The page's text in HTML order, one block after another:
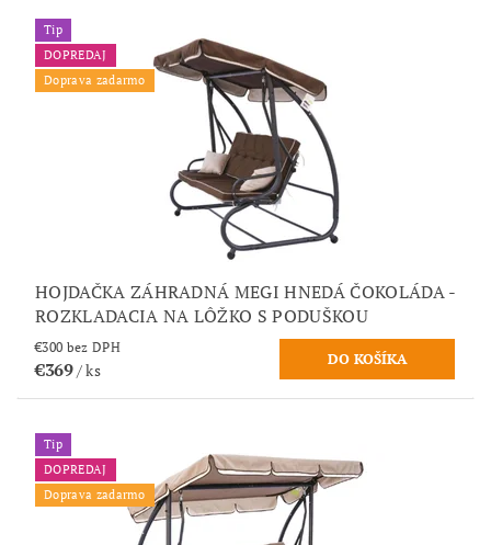
Tip
DOPREDAJ
Doprava zadarmo
HOJDAČKA ZÁHRADNÁ MEGI HNEDÁ ČOKOLÁDA -
ROZKLADACIA NA LÔŽKO S PODUŠKOU
€300 bez DPH
€369/ ks
Tip
DOPREDAJ
Doprava zadarmo